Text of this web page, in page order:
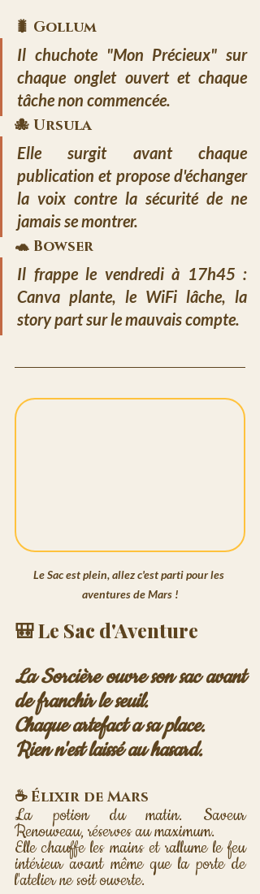
🐛 Gollum
Il chuchote "Mon Précieux" sur
chaque onglet ouvert et chaque
tâche non commencée.
🐙 Ursula
Elle surgit avant chaque
publication et propose d'échanger
la voix contre la sécurité de ne
jamais se montrer.
🐢 Bowser
Il frappe le vendredi à 17h45 :
Canva plante, le WiFi lâche, la
story part sur le mauvais compte.
Le Sac est plein, allez c'est parti pour les
aventures de Mars !
🎒 Le Sac d'Aventure
La Sorcière ouvre son sac avant
de franchir le seuil.
Chaque artefact a sa place.
Rien n'est laissé au hasard.
☕ Élixir de Mars
La potion du matin. Saveur
Renouveau, réserves au maximum.
Elle chauffe les mains et rallume le feu
intérieur avant même que la porte de
l'atelier ne soit ouverte.